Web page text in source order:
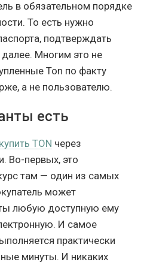
в обязательном порядке
То есть нужно
подтверждать
Многим это не
Ton по факту
а не пользователю.
есть
купить TON через
Во-первых, это
там — один из самых
может
любую доступную ему
И самое
практически
минуты. И никаких